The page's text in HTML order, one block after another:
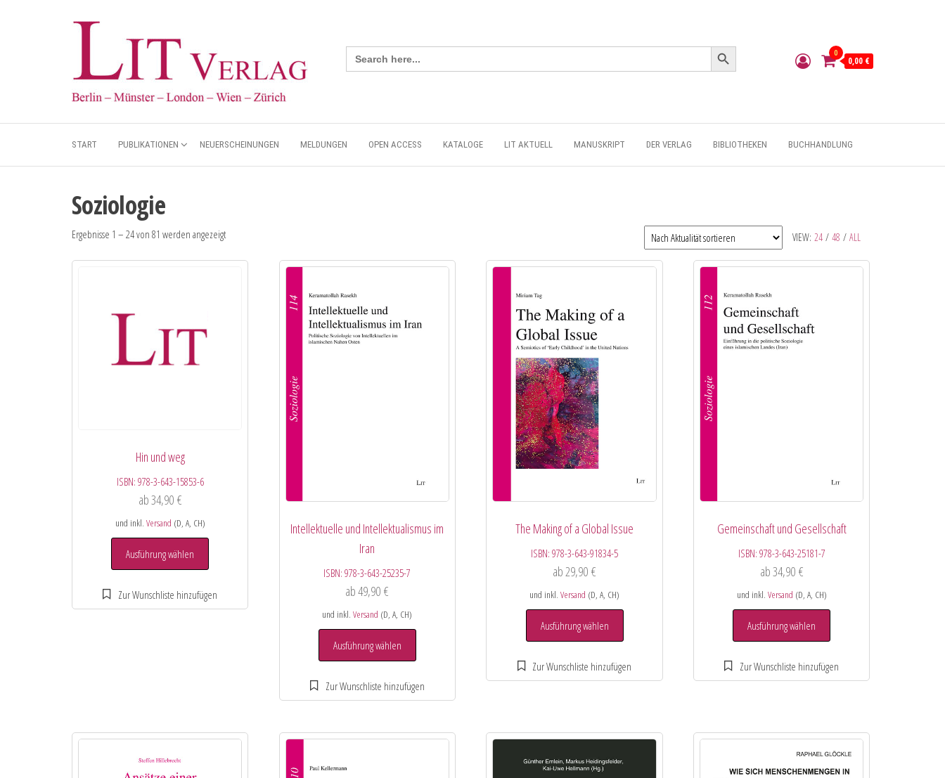
Search
for:
Search Button
0
0,00 €
START PUBLIKATIONEN NEUERSCHEINUNGEN MELDUNGEN OPEN ACCESS KATALOGE LIT AKTUELL MANUSKRIPT DER VERLAG BIBLIOTHEKEN BUCHHANDLUNG
Soziologie
VIEW: 24 / 48 / ALL
Ergebnisse 1 – 24 von 81 werden angezeigt
Hin und weg
ISBN: 978-3-643-15853-6
ab34,90 €
und inkl. Versand (D, A, CH)
Ausführung wählen
Intellektuelle und Intellektualismus im
Iran
ISBN:978-3-643-25235-7
ab49,90€
und inkl.Versand (D, A, CH)
Ausführung wählen
The Making of a Global Issue
ISBN:978-3-643-91834-5
ab29,90€
und inkl.Versand (D, A, CH)
Ausführung wählen
Gemeinschaft und Gesellschaft
ISBN: 978-3-643-25181-7
ab34,90 €
und inkl. Versand (D, A, CH)
Ausführung wählen